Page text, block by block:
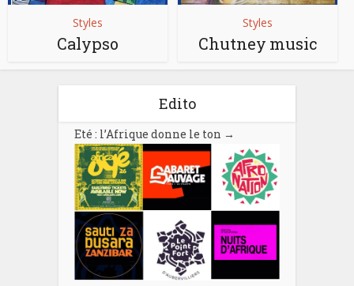
Styles
Calypso
Styles
Chutney music
Edito
Eté : l’Afrique donne le ton →